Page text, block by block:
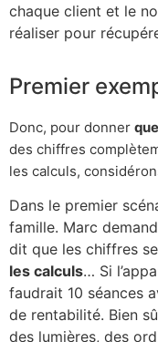
chaque client et le
réaliser pour
Premier
Donc, pour donner
des chiffres
les calculs,
Dans le premier
famille. Marc
dit que les chiffres
les calculs… Si
faudrait 10 séances
de rentabilité. Bien
des lumières, des